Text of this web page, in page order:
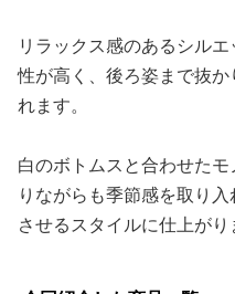
リラックス感のあるシル
性が高く、後ろ姿まで抜
れます。
白のボトムスと合わせた
りながらも季節感を取り
させるスタイルに仕上がり